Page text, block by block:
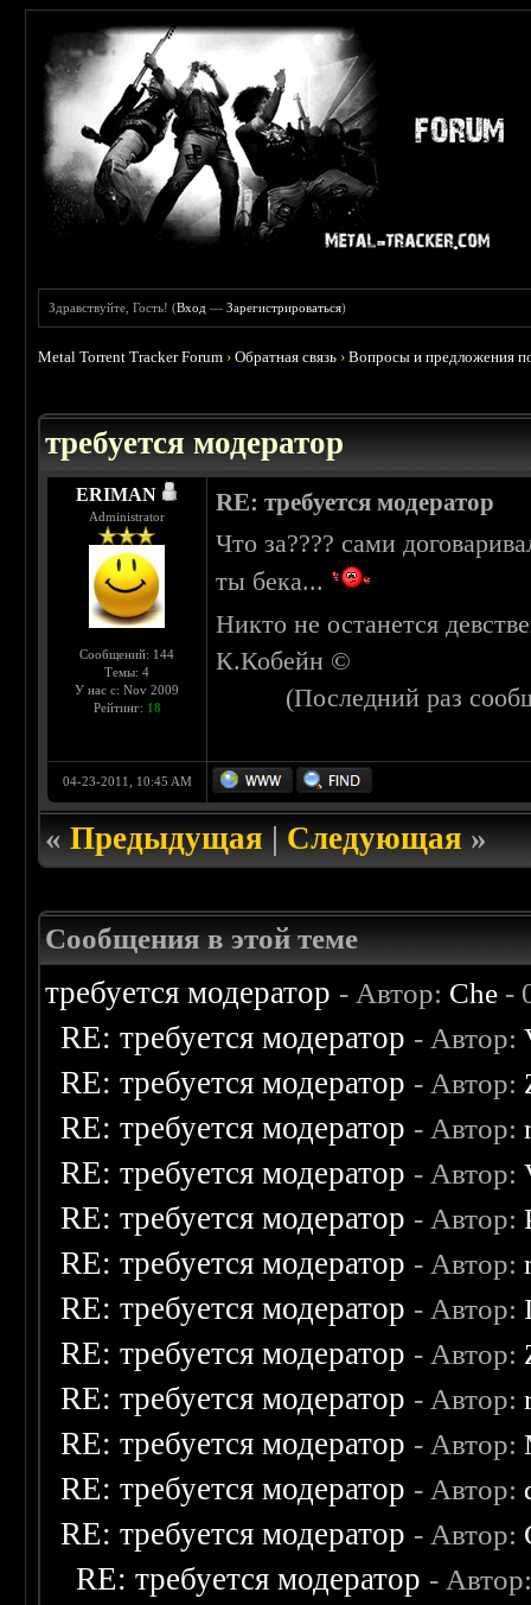
Здравствуйте, Гость! (Вход —Зарегистрироваться)
Metal Torrent Tracker Forum ›Обратная связь ›Вопросы и предложения
требуется модератор
ERIMAN
Administrator
Сообщений: 144
Темы: 4
У нас с: Nov 2009
Рейтинг: 18
RE: требуется модератор
Что за???? сами
ты бека...
Никто не останется
К.Кобейн ©
(Последний раз
04-23-2011, 10:45 AM
«Предыдущая|Следующая»
Сообщения в этой теме
требуется модератор - Автор: Che -
RE: требуется модератор - Автор:
RE: требуется модератор - Автор:
RE: требуется модератор - Автор:
RE: требуется модератор - Автор:
RE: требуется модератор - Автор:
RE: требуется модератор - Автор:
RE: требуется модератор - Автор:
RE: требуется модератор - Автор:
RE: требуется модератор - Автор:
RE: требуется модератор - Автор:
RE: требуется модератор - Автор:
RE: требуется модератор - Автор:
RE: требуется модератор -